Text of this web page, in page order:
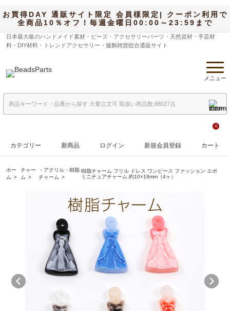
お買得DAY 通販サイト限定 会員様限定| クーポン利用で
全商品10％オフ！毎週金曜日00:00～23:59まで
日本最大級のハンドメイド素材・ビーズ・アクセサリーパーツ・天然資材・手芸材
料・DIY材料・トレンドアクセサリー・服飾雑貨総合通販サイト
メニュー
カテゴリー 新商品 ログイン 新規会員登録
0
カート
ホー
ム
チャー
ム
・アクリル・樹脂
チャーム
樹脂チャーム フリル ドレス ワンピース ファッション エポ
ミニチュアチャーム 約10×19mm（4ヶ）